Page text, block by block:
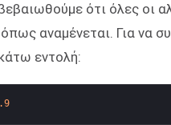
ότι όλες οι
αναμένεται. Για να
εντολή: